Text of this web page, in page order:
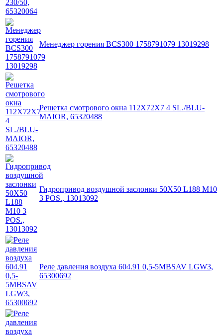
Менеджер горения BCS300 1758791079 13019298
Решетка смотрового окна 112X72X7 4 SL./BLU-
MAIOR, 65320488
Гидропривод воздушной заслонки 50X50 L188 M10
3 POS., 13013092
Реле давления воздуха 604.91 0,5-5MBSAV LGW3,
65300692